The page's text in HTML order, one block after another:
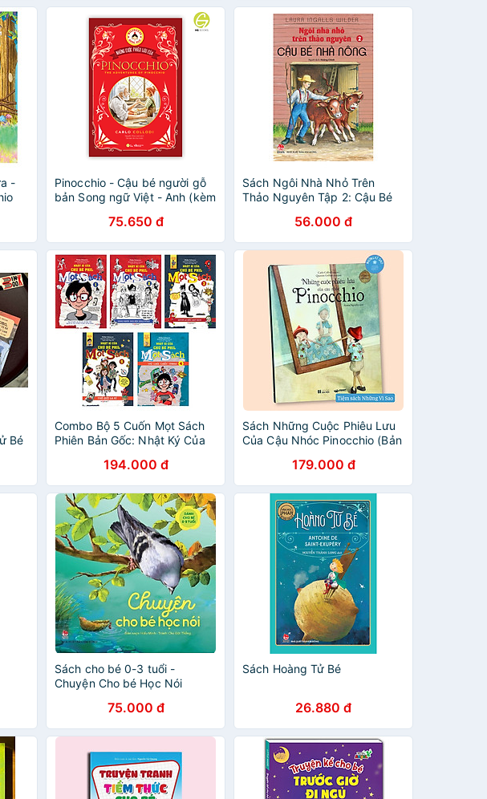
-
Pinocchio - Cậu bé người gỗ
bản Song ngữ Việt - Anh (kèm
75.650 đ
Sách Ngôi Nhà Nhỏ Trên
Thảo Nguyên Tập 2: Cậu Bé
56.000 đ
Bé
Combo Bộ 5 Cuốn Mọt Sách
Phiên Bản Gốc: Nhật Ký Của
Câu Chuyện Về Một Cậu Bé
Đặc Biệt, Người Tin Vào
Những Chuyện Tưởng Tượng
+ Nhật Ký Của Chú Bé Phill -
Mọt Sách 2 - Hàng Nghìn Ánh
Đèn Hollywood + Nhật Ký Của
Chú Bé Phill -
194.000 đ
Sách Những Cuộc Phiêu Lưu
Của Cậu Nhóc Pinocchio (Bản
KidBooks - Bìa Cứng
179.000 đ
Sách cho bé 0-3 tuổi -
Chuyện Cho bé Học Nói
75.000 đ
Sách Hoàng Tử Bé
26.880 đ